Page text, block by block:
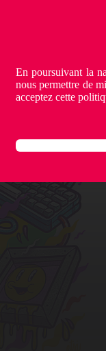
En poursuivant la
nous permettre de
acceptez cette